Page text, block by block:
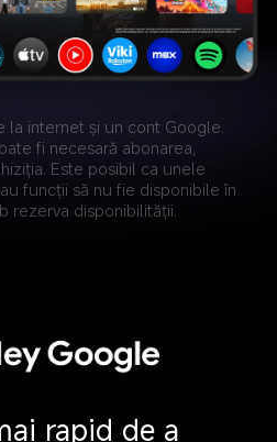
la internet și un cont Google.
fi necesară abonarea,
Este posibil ca unele
funcții să nu fie disponibile în
rezerva disponibilității.
rapid de a